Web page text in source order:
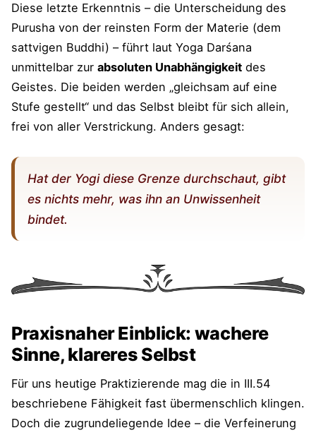
Diese letzte Erkenntnis – die Unterscheidung des
Purusha von der reinsten Form der Materie (dem
sattvigen Buddhi) – führt laut Yoga Darśana
unmittelbar zur absoluten Unabhängigkeit des
Geistes. Die beiden werden „gleichsam auf eine
Stufe gestellt“ und das Selbst bleibt für sich allein,
frei von aller Verstrickung. Anders gesagt:
Hat der Yogi diese Grenze durchschaut, gibt
es nichts mehr, was ihn an Unwissenheit
bindet.
Praxisnaher Einblick: wachere
Sinne, klareres Selbst
Für uns heutige Praktizierende mag die in III.54
beschriebene Fähigkeit fast übermenschlich klingen.
Doch die zugrundeliegende Idee – die Verfeinerung